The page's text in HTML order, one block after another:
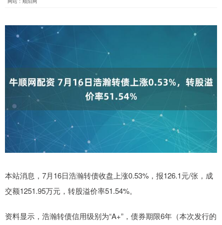
本站消息，7月16日浩瀚转债收盘上涨0.53%，报126.1元/张，成
交额1251.95万元，转股溢价率51.54%。
资料显示，浩瀚转债信用级别为“A+”，债券期限6年（本次发行的